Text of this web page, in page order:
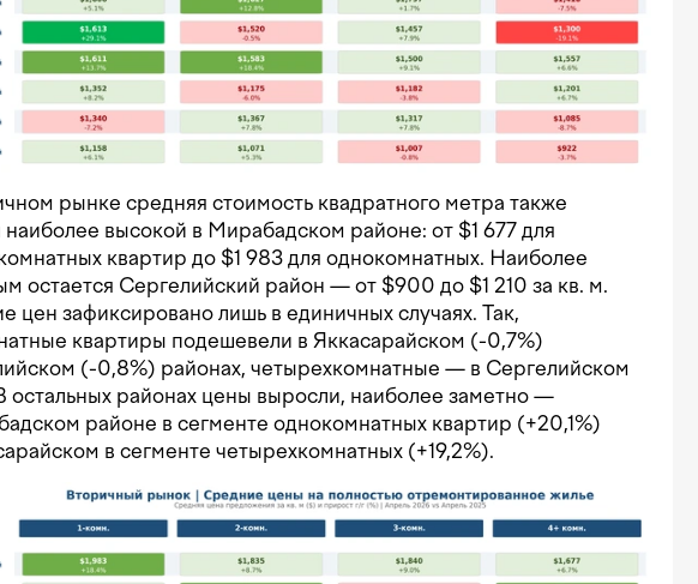
рынке средняя стоимость квадратного метра также
наиболее высокой в Мирабадском районе: от $1 677 для
квартир до $1 983 для однокомнатных. Наиболее
остается Сергелийский район — от $900 до $1 210 за кв. м.
цен зафиксировано лишь в единичных случаях. Так,
квартиры подешевели в Яккасарайском (-0,7%)
(-0,8%) районах, четырехкомнатные — в Сергелийском
остальных районах цены выросли, наиболее заметно —
районе в сегменте однокомнатных квартир (+20,1%)
в сегменте четырехкомнатных (+19,2%).